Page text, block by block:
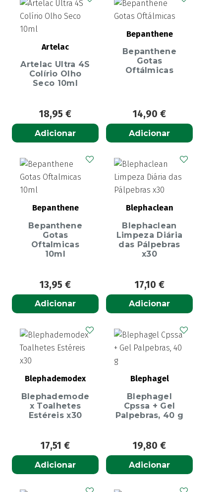
Artelac
Artelac Ultra 4S
Colírio Olho
Seco 10ml
18,95 €
Adicionar
Bepanthene
Bepanthene
Gotas
Oftálmicas
14,90 €
Adicionar
Bepanthene
Bepanthene
Gotas
Oftalmicas
10ml
13,95 €
Adicionar
Blephaclean
Blephaclean
Limpeza Diária
das Pálpebras
x30
17,10 €
Adicionar
Blephademodex
Blephademode
x Toalhetes
Estéreis x30
17,51 €
Adicionar
Blephagel
Blephagel
Cpssa + Gel
Palpebras, 40 g
19,80 €
Adicionar